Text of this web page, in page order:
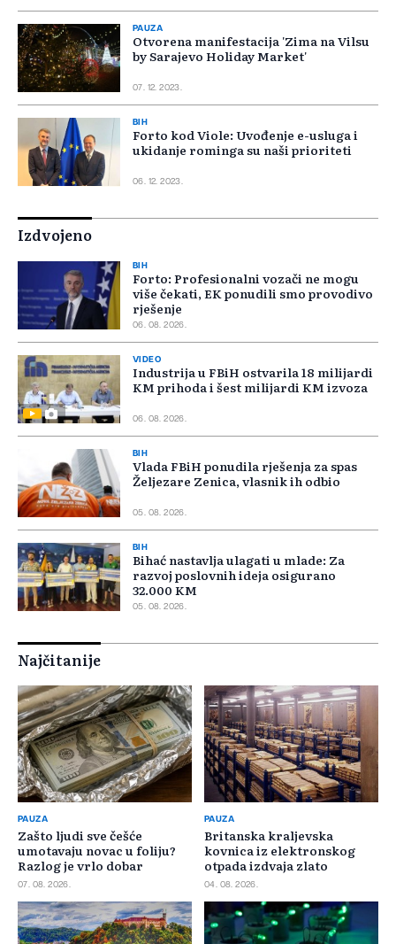
PAUZA
Otvorena manifestacija 'Zima na Vilsu
by Sarajevo Holiday Market'
07. 12. 2023.
BIH
Forto kod Viole: Uvođenje e-usluga i
ukidanje rominga su naši prioriteti
06. 12. 2023.
Izdvojeno
BIH
Forto: Profesionalni vozači ne mogu
više čekati, EK ponudili smo provodivo
rješenje
06. 08. 2026.
VIDEO
Industrija u FBiH ostvarila 18 milijardi
KM prihoda i šest milijardi KM izvoza
06. 08. 2026.
BIH
Vlada FBiH ponudila rješenja za spas
Željezare Zenica, vlasnik ih odbio
05. 08. 2026.
BIH
Bihać nastavlja ulagati u mlade: Za
razvoj poslovnih ideja osigurano
32.000 KM
05. 08. 2026.
Najčitanije
PAUZA
Zašto ljudi sve češće
umotavaju novac u foliju?
Razlog je vrlo dobar
07. 08. 2026.
PAUZA
Britanska kraljevska
kovnica iz elektronskog
otpada izdvaja zlato
04. 08. 2026.